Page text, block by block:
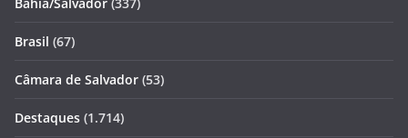
Brasil (67)
Câmara de Salvador (53)
Destaques (1.714)